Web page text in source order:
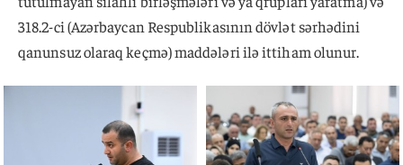
318.2-ci (Azərbaycan Respublikasının dövlət sərhədini
qanunsuz olaraq keçmə) maddələri ilə ittiham olunur.